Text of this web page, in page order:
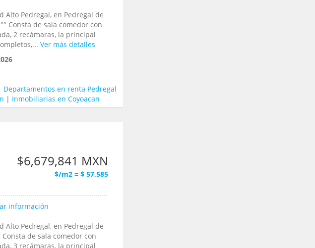
Alto Pedregal, en Pedregal de
Consta de sala comedor con
2 recámaras, la principal
Ver más detalles
Departamentos en renta Pedregal
| Inmobiliarias en Coyoacan
$6,679,841 MXN
$/m2 = $ 57,585
información
Alto Pedregal, en Pedregal de
Consta de sala comedor con
3 recámaras, la principal